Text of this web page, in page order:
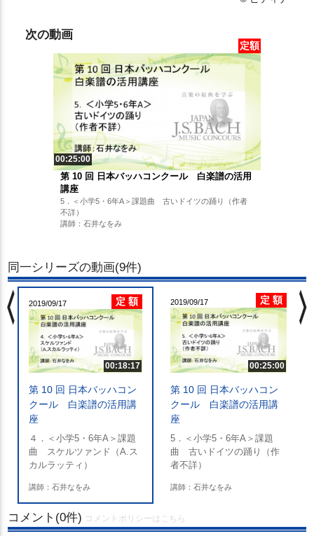
次の動画
定額
00:25:00
第 10 回 日本バッハコンクール 白楽譜の活用
講座
5．＜小学5・6年A＞課題曲 古いドイツの踊り（作者
不詳）
講師：石井なをみ
同一シリーズの動画(9件)
2019/09/17 定 額
00:18:17
第 10 回 日本バッハコン
クール 白楽譜の活用講
座
４．＜小学5・6年A＞課題
曲 スケルツァンド（A.ス
カルラッティ）
講師：石井なをみ
2019/09/17 定 額
00:25:00
第 10 回 日本バッハコン
クール 白楽譜の活用講
座
5．＜小学5・6年A＞課題
曲 古いドイツの踊り（作
者不詳）
講師：石井なをみ
chevron_left chevron_right
コメント(0件) コメントポリシーはこちら